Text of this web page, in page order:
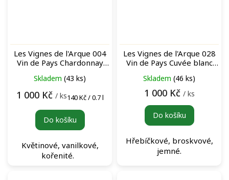
Les Vignes de l'Arque 004
Vin de Pays Chardonnay
bílé víno
Skladem (43 ks)
1 000 Kč / ksMěrná
140 Kč / 0.7 l
Do košíku
Květinové, vanilkové,
kořenité.
Les Vignes de l'Arque 028
Vin de Pays Cuvée blanc
víno
Skladem (46 ks)
1 000 Kč / ks
Do košíku
Hřebíčkové, broskvové,
jemné.